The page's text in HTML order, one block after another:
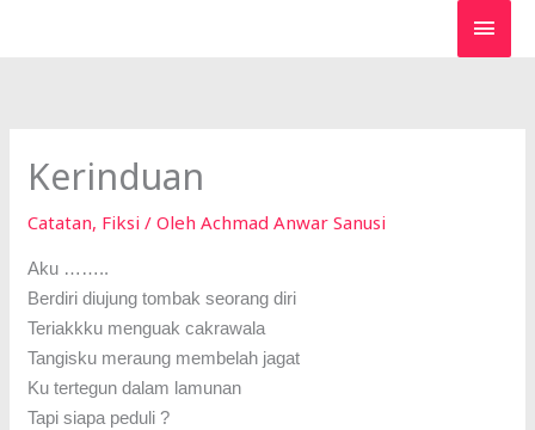
Kerinduan
Catatan, Fiksi / OlehAchmad Anwar Sanusi
Aku ……..
Berdiri diujung tombak seorang diri
Teriakkku menguak cakrawala
Tangisku meraung membelah jagat
Ku tertegun dalam lamunan
Tapi siapa peduli ?